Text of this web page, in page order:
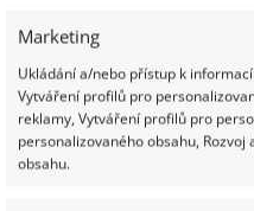
Marketing
Ukládání a/nebo přístup k
Vytváření profilů pro
reklamy, Vytváření profilů pro
personalizovaného obsahu,
obsahu.